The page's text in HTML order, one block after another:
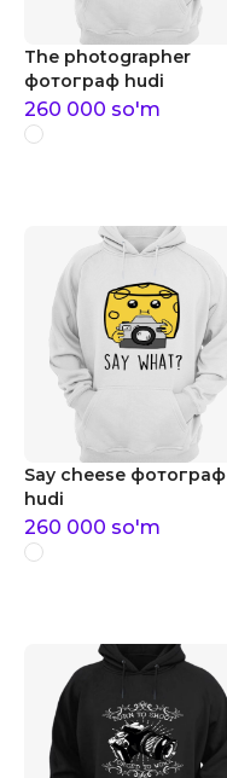
The photographer
фотограф hudi
260 000 so'm
Say cheese фотограф
hudi
260 000 so'm